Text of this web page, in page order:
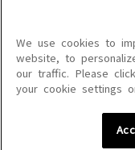
このサイトに掲載されている
を問わず、著作権法の定める
を禁じます。
楽曲及びコンテンツは、機種
楽曲及びコンテンツの配信日
We use cookies to
website, to
our traffic. Please
your cookie settings